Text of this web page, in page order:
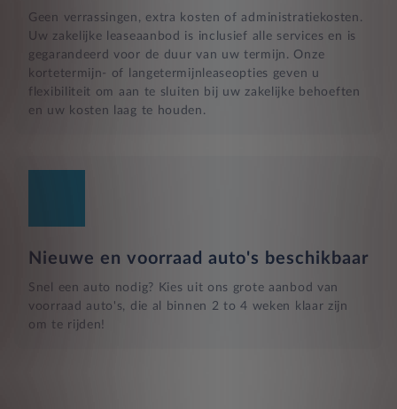
Geen verrassingen, extra kosten of administratiekosten.
Uw zakelijke leaseaanbod is inclusief alle services en is
gegarandeerd voor de duur van uw termijn. Onze
kortetermijn- of langetermijnleaseopties geven u
flexibiliteit om aan te sluiten bij uw zakelijke behoeften
en uw kosten laag te houden.
Nieuwe en voorraad auto's beschikbaar
Snel een auto nodig? Kies uit ons grote aanbod van
voorraad auto's, die al binnen 2 to 4 weken klaar zijn
om te rijden!